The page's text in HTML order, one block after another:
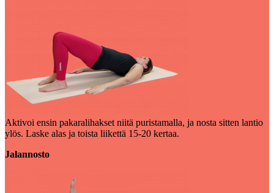
Aktivoi ensin pakaralihakset niitä puristamalla, ja nosta sitten lantio
ylös. Laske alas ja toista liikettä 15-20 kertaa.
Jalannosto